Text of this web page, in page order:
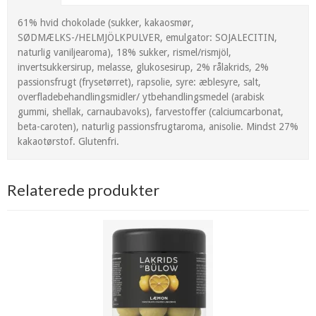
61% hvid chokolade (sukker, kakaosmør,
SØDMÆLKS-/HELMJÖLKPULVER, emulgator: SOJALECITIN,
naturlig vaniljearoma), 18% sukker, rismel/rismjöl,
invertsukkersirup, melasse, glukosesirup, 2% rålakrids, 2%
passionsfrugt (frysetørret), rapsolie, syre: æblesyre, salt,
overfladebehandlingsmidler/ ytbehandlingsmedel (arabisk
gummi, shellak, carnaubavoks), farvestoffer (calciumcarbonat,
beta-caroten), naturlig passionsfrugtaroma, anisolie. Mindst 27%
kakaotørstof. Glutenfri.
Relaterede produkter